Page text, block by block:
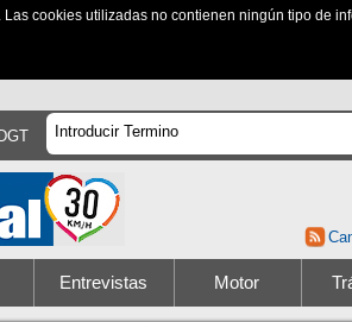
cookies utilizadas no contienen ningún tipo de
Entrevistas Motor